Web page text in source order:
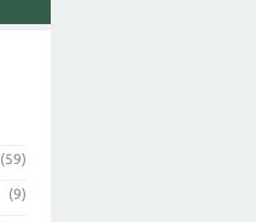
(59)
(9)